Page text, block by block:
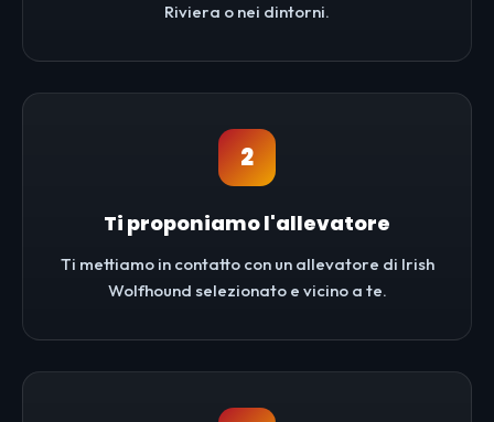
Riviera o nei dintorni.
2
Ti proponiamo l'allevatore
Ti mettiamo in contatto con un allevatore di Irish
Wolfhound selezionato e vicino a te.